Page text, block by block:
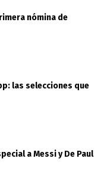
nómina de
las selecciones que
a Messi y De Paul